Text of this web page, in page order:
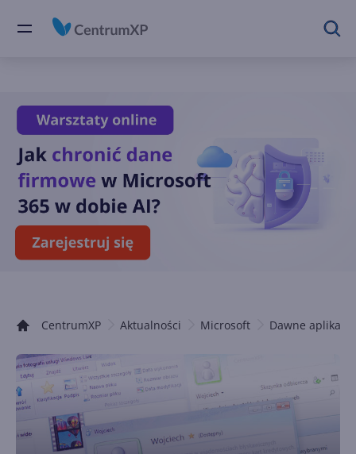
CentrumXP Aktualności Microsoft Dawne aplikacje